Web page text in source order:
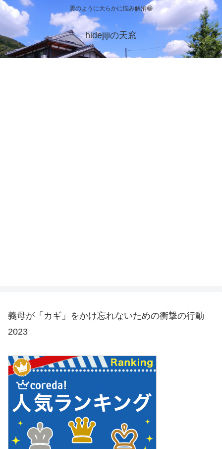
雲のように大らかに悩み解消😁
hidejijiの天窓
義母が「カギ」をかけ忘れないための衝撃の行動
2023